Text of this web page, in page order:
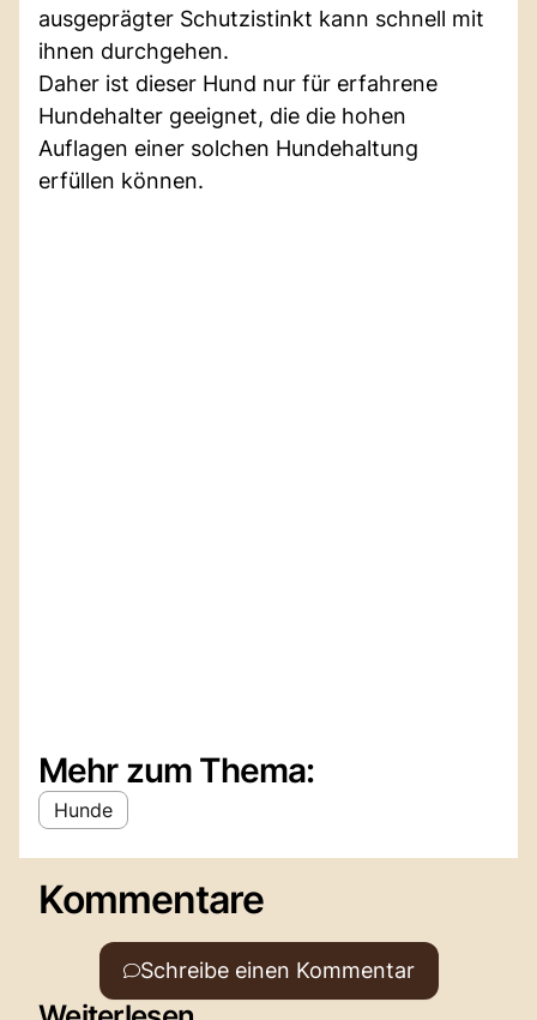
ausgeprägter Schutzistinkt kann schnell mit
ihnen durchgehen.
Daher ist dieser Hund nur für erfahrene
Hundehalter geeignet, die die hohen
Auflagen einer solchen Hundehaltung
erfüllen können.
Mehr zum Thema:
Hunde
Kommentare
Schreibe einen Kommentar